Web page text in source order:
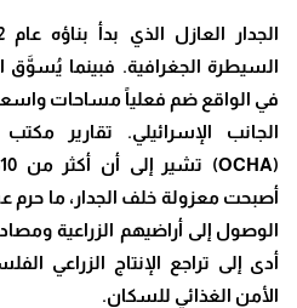
السيطرة الجغرافية. فبينما يُسوَّق
في الواقع ضم فعلياً مساحات
الجانب الإسرائيلي. تقارير
أصبحت معزولة خلف الجدار، ما
الوصول إلى أراضيهم الزراعية
أدى إلى تراجع الإنتاج الزراعي
الأمن الغذائي للسكان.